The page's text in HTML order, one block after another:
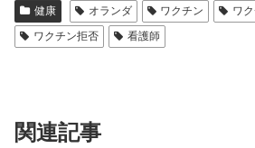
健康 オランダ ワクチン
ワ
ワクチン拒否
看護師
関連記事